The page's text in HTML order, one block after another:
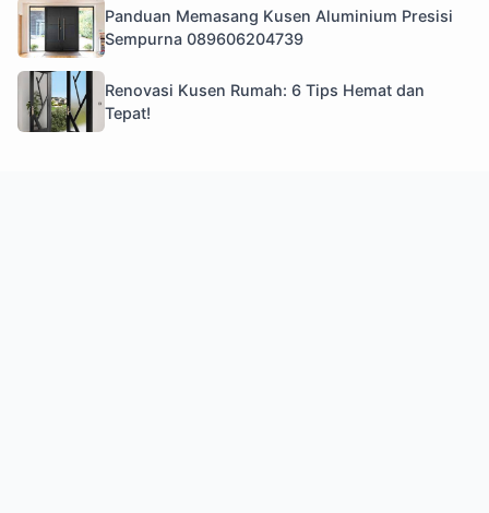
Panduan Memasang Kusen Aluminium Presisi
Sempurna 089606204739
Renovasi Kusen Rumah: 6 Tips Hemat dan
Tepat!